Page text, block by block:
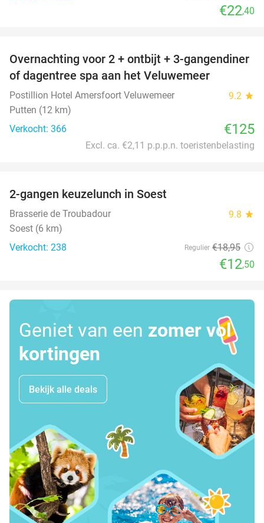
€22,40
Overnachting voor 2 + ontbijt + 3-gangendiner
of dagentree spa aan het Veluwemeer
Postillion Hotel Amersfoort Veluwemeer 9.2 star
Putten (12 km)
Verkocht: 366
€125
Excl. ca. €2,11 p.p.p.n. toeristenbelasting
2-gangen keuzelunch in Soest
Brasserie de Troubadour 9.8 star
Soest (6 km)
Verkocht: 238
Regulier €18,95
€12,50
Geniet van een zomer vol
kortingen
Bekijk alle deals